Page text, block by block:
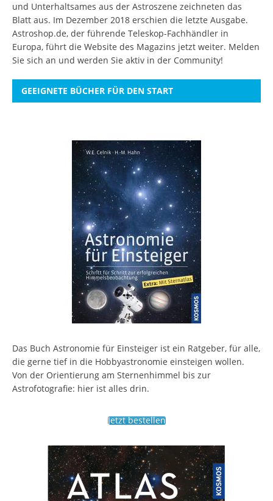
und Unterhaltsames aus der Astroszene zeichneten das
Blatt aus. Im Dezember 2018 erschien die letzte Ausgabe.
Astroshop.de, der führende Teleskop-Fachhändler in
Europa, führt die Website des Magazins jetzt weiter. Melden
Sie sich an und werden Sie aktiv in der Community!
GEEIGNETE BÜCHER FÜR DEN START
Das Buch Astronomie für Einsteiger ist ein Ratgeber, für alle,
die gerne tief in die Hobbyastronomie einsteigen wollen.
Von der Orientierung am Sternenhimmel bis zur
Astrofotografie: hier ist alles drin.
Jetzt bestellen